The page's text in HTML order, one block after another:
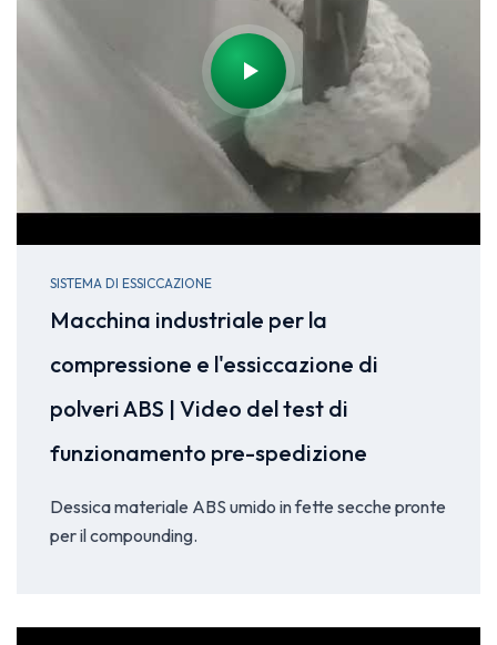
SISTEMA DI ESSICCAZIONE
Macchina industriale per la
compressione e l'essiccazione di
polveri ABS | Video del test di
funzionamento pre-spedizione
Dessica materiale ABS umido in fette secche pronte
per il compounding.